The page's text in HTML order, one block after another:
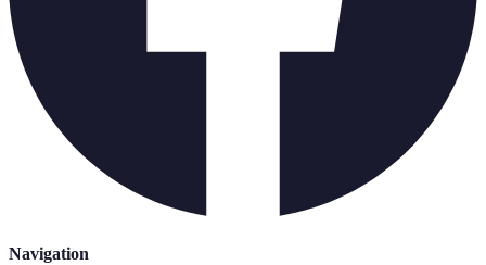
Navigation